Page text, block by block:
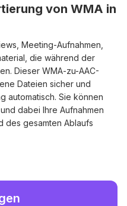
von WMA in
Meeting-Aufnahmen,
die während der
Dieser WMA-zu-AAC-
Dateien sicher und
automatisch. Sie können
dabei Ihre Aufnahmen
des gesamten Ablaufs